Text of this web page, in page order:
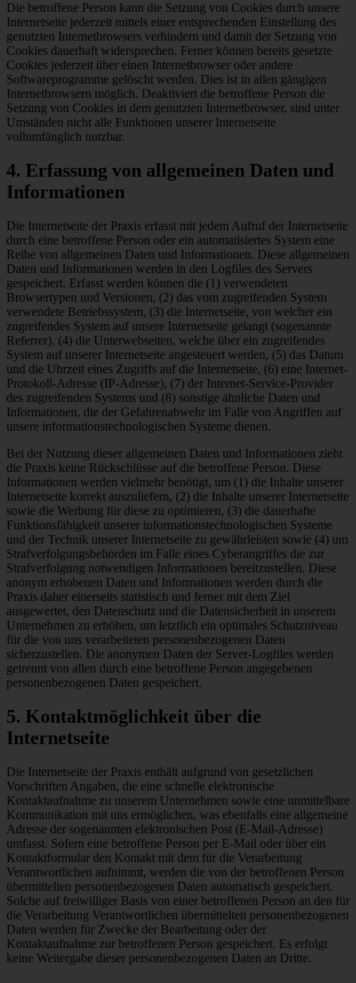
Die betroffene Person kann die Setzung von Cookies durch unsere
Internetseite jederzeit mittels einer entsprechenden Einstellung des
genutzten Internetbrowsers verhindern und damit der Setzung von
Cookies dauerhaft widersprechen. Ferner können bereits gesetzte
Cookies jederzeit über einen Internetbrowser oder andere
Softwareprogramme gelöscht werden. Dies ist in allen gängigen
Internetbrowsern möglich. Deaktiviert die betroffene Person die
Setzung von Cookies in dem genutzten Internetbrowser, sind unter
Umständen nicht alle Funktionen unserer Internetseite
vollumfänglich nutzbar.
4. Erfassung von allgemeinen Daten und
Informationen
Die Internetseite der Praxis erfasst mit jedem Aufruf der Internetseite
durch eine betroffene Person oder ein automatisiertes System eine
Reihe von allgemeinen Daten und Informationen. Diese allgemeinen
Daten und Informationen werden in den Logfiles des Servers
gespeichert. Erfasst werden können die (1) verwendeten
Browsertypen und Versionen, (2) das vom zugreifenden System
verwendete Betriebssystem, (3) die Internetseite, von welcher ein
zugreifendes System auf unsere Internetseite gelangt (sogenannte
Referrer), (4) die Unterwebseiten, welche über ein zugreifendes
System auf unserer Internetseite angesteuert werden, (5) das Datum
und die Uhrzeit eines Zugriffs auf die Internetseite, (6) eine Internet-
Protokoll-Adresse (IP-Adresse), (7) der Internet-Service-Provider
des zugreifenden Systems und (8) sonstige ähnliche Daten und
Informationen, die der Gefahrenabwehr im Falle von Angriffen auf
unsere informationstechnologischen Systeme dienen.
Bei der Nutzung dieser allgemeinen Daten und Informationen zieht
die Praxis keine Rückschlüsse auf die betroffene Person. Diese
Informationen werden vielmehr benötigt, um (1) die Inhalte unserer
Internetseite korrekt auszuliefern, (2) die Inhalte unserer Internetseite
sowie die Werbung für diese zu optimieren, (3) die dauerhafte
Funktionsfähigkeit unserer informationstechnologischen Systeme
und der Technik unserer Internetseite zu gewährleisten sowie (4) um
Strafverfolgungsbehörden im Falle eines Cyberangriffes die zur
Strafverfolgung notwendigen Informationen bereitzustellen. Diese
anonym erhobenen Daten und Informationen werden durch die
Praxis daher einerseits statistisch und ferner mit dem Ziel
ausgewertet, den Datenschutz und die Datensicherheit in unserem
Unternehmen zu erhöhen, um letztlich ein optimales Schutzniveau
für die von uns verarbeiteten personenbezogenen Daten
sicherzustellen. Die anonymen Daten der Server-Logfiles werden
getrennt von allen durch eine betroffene Person angegebenen
personenbezogenen Daten gespeichert.
5. Kontaktmöglichkeit über die
Internetseite
Die Internetseite der Praxis enthält aufgrund von gesetzlichen
Vorschriften Angaben, die eine schnelle elektronische
Kontaktaufnahme zu unserem Unternehmen sowie eine unmittelbare
Kommunikation mit uns ermöglichen, was ebenfalls eine allgemeine
Adresse der sogenannten elektronischen Post (E-Mail-Adresse)
umfasst. Sofern eine betroffene Person per E-Mail oder über ein
Kontaktformular den Kontakt mit dem für die Verarbeitung
Verantwortlichen aufnimmt, werden die von der betroffenen Person
übermittelten personenbezogenen Daten automatisch gespeichert.
Solche auf freiwilliger Basis von einer betroffenen Person an den für
die Verarbeitung Verantwortlichen übermittelten personenbezogenen
Daten werden für Zwecke der Bearbeitung oder der
Kontaktaufnahme zur betroffenen Person gespeichert. Es erfolgt
keine Weitergabe dieser personenbezogenen Daten an Dritte.